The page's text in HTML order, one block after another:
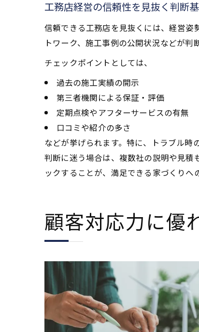
工務店経営の信頼性を見抜く判断
信頼できる工務店を見抜くには、経営姿
トワーク、施工事例の公開状況などが判
チェックポイントとしては、
過去の施工実績の開示
第三者機関による保証・評価
定期点検やアフターサービスの有無
口コミや紹介の多さ
などが挙げられます。特に、トラブル時
判断に迷う場合は、複数社の説明や見積
ックすることが、満足できる家づくりへ
顧客対応力に優